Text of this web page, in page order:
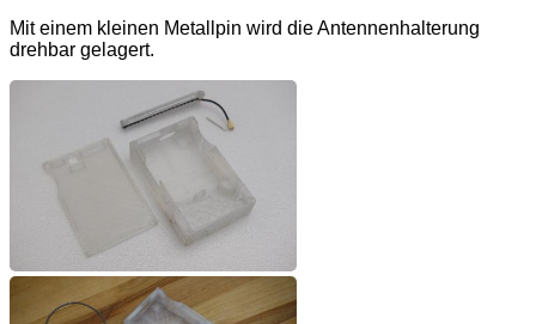
Mit einem kleinen Metallpin wird die Antennenhalterung
drehbar gelagert.